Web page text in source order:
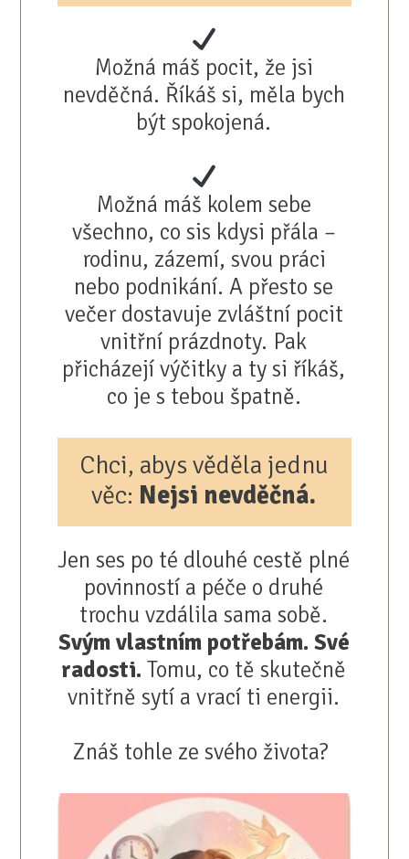
Možná máš pocit, že jsi
nevděčná. Říkáš si, měla bych
být spokojená.
Možná máš kolem sebe
všechno, co sis kdysi přála –
rodinu, zázemí, svou práci
nebo podnikání. A přesto se
večer dostavuje zvláštní pocit
vnitřní prázdnoty. Pak
přicházejí výčitky a ty si říkáš,
co je s tebou špatně.
Chci, abys věděla jednu
věc: Nejsi nevděčná.
Jen ses po té dlouhé cestě plné
povinností a péče o druhé
trochu vzdálila sama sobě.
Svým vlastním potřebám. Své
radosti. Tomu, co tě skutečně
vnitřně sytí a vrací ti energii.
Znáš tohle ze svého života?